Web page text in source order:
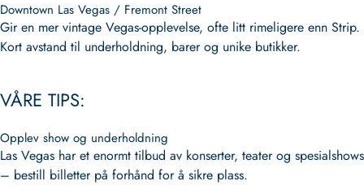
Downtown Las Vegas / Fremont Street
Gir en mer vintage Vegas-opplevelse, ofte litt rimeligere enn Strip.
Kort avstand til underholdning, barer og unike butikker.
VÅRE TIPS:
Opplev show og underholdning
Las Vegas har et enormt tilbud av konserter, teater og spesialshows
– bestill billetter på forhånd for å sikre plass.